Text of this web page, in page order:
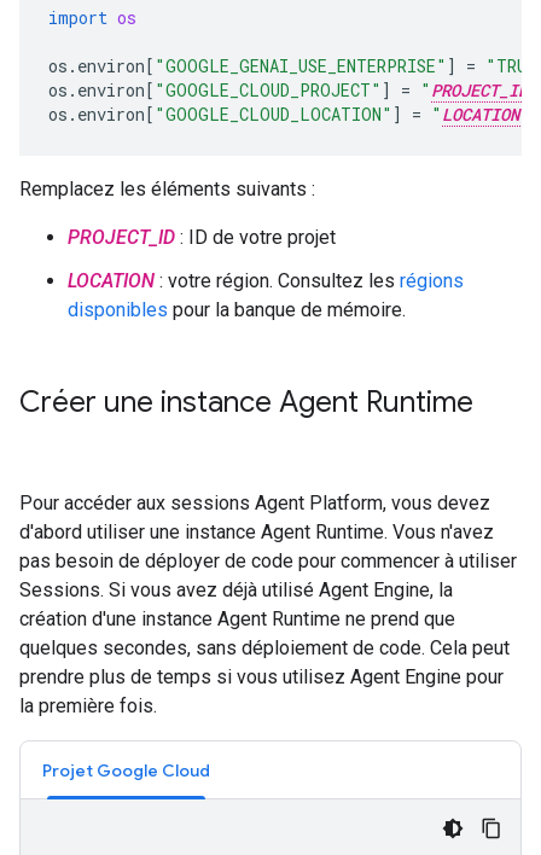
import os
os . environ[ "GOOGLE_GENAI_USE_ENTERPRISE" ] =
os . environ[ "GOOGLE_CLOUD_PROJECT" ] = " PROJECT_ID
os . environ[ "GOOGLE_CLOUD_LOCATION" ] = " LOCATION
Remplacez les éléments suivants :
PROJECT_ID : ID de votre projet
LOCATION : votre région. Consultez les régions
disponibles pour la banque de mémoire.
Créer une instance Agent Runtime
Pour accéder aux sessions Agent Platform, vous devez
d'abord utiliser une instance Agent Runtime. Vous n'avez
pas besoin de déployer de code pour commencer à utiliser
Sessions. Si vous avez déjà utilisé Agent Engine, la
création d'une instance Agent Runtime ne prend que
quelques secondes, sans déploiement de code. Cela peut
prendre plus de temps si vous utilisez Agent Engine pour
la première fois.
Projet Google Cloud